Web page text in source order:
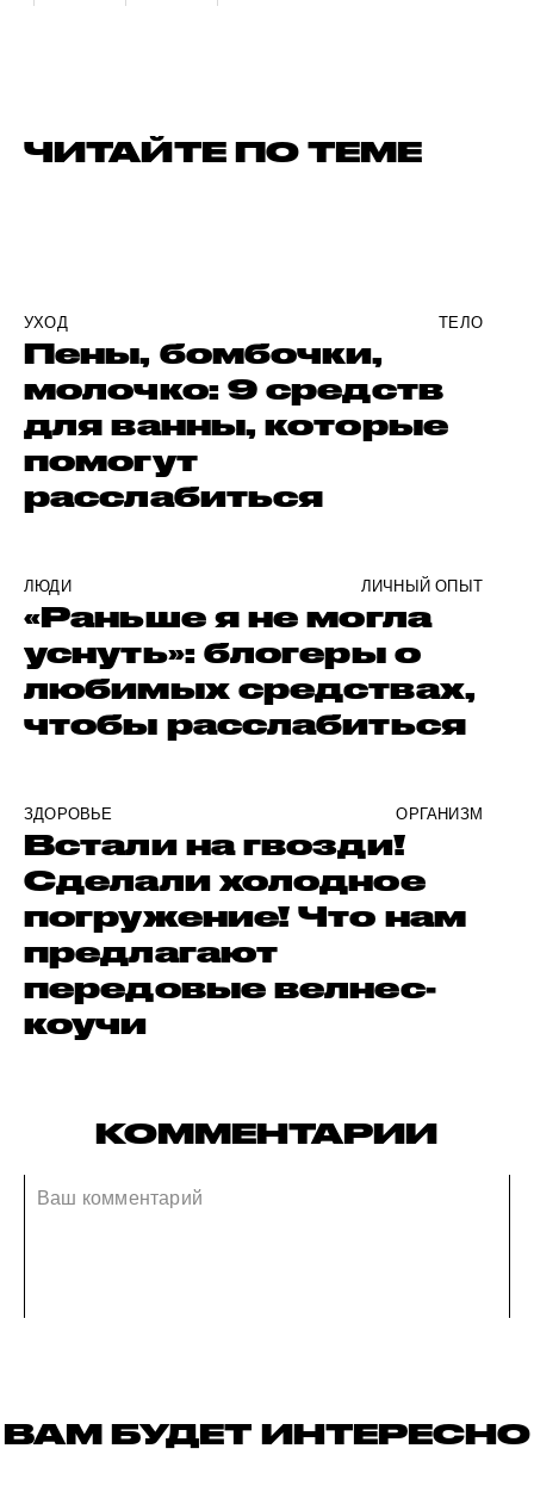
ЧИТАЙТЕ ПО ТЕМЕ
УХОД ТЕЛО
Пены, бомбочки,
молочко: 9 средств
для ванны, которые
помогут
расслабиться
ЛЮДИ ЛИЧНЫЙ ОПЫТ
«Раньше я не могла
уснуть»: блогеры о
любимых средствах,
чтобы расслабиться
ЗДОРОВЬЕ ОРГАНИЗМ
Встали на гвозди!
Сделали холодное
погружение! Что нам
предлагают
передовые велнес-
коучи
КОММЕНТАРИИ
ВАМ БУДЕТ ИНТЕРЕСНО